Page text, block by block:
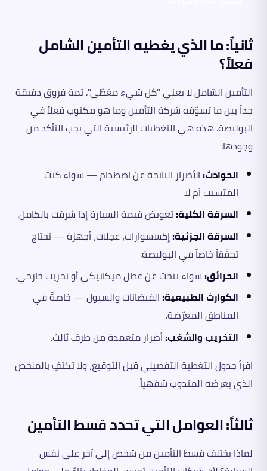
ثانياً: ما الذي يغطيه التأمين الشامل
فعلاً؟
التأمين الشامل لا يعني "كل شيء مغطّى". ثمة فروق دقيقة
جداً بين ما تسوّقه شركة التأمين وما هو مكتوب فعلاً في
البوليصة. هذه هي التغطيات الرئيسية التي يجب التأكد من
وجودها:
الحوادث:الأضرار الناتجة عن اصطدام — سواء كنت
المتسبب أم لا.
السرقة الكلية:تعويض قيمة السيارة إذا سُرقت بالكامل.
السرقة الجزئية:إكسسوارات، عجلات، أجهزة — تحتاج
تحقّقاً خاصاً في البوليصة.
الحرائق:سواء نتجت عن عطل ميكانيكي أو تخريب خارجي.
الكوارث الطبيعية:الفيضانات والسيول — خاصةً في
المناطق المعرّضة.
التخريب والشغب:أضرار متعمدة من طرف ثالث.
اقرأ جدول التغطية التفصيلي قبل التوقيع، ولا تكتفِ بالملخص
الذي يعرضه المندوب شفهياً.
ثالثاً: العوامل التي تحدد قسط التأمين
لماذا يختلف قسط التأمين من شخص إلى آخر على نفس